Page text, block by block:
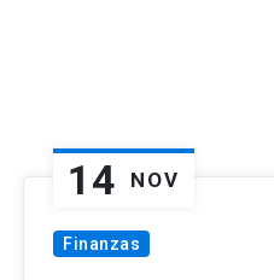
14 NOV
Finanzas